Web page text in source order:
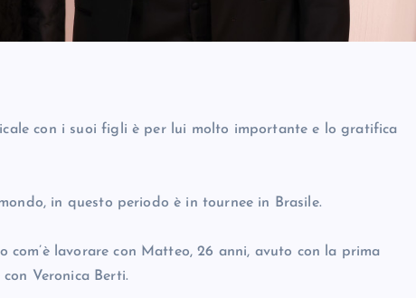
con i suoi figli è per lui molto importante e lo gratifica
in questo periodo è in tournee in Brasile.
com’è lavorare con Matteo, 26 anni, avuto con la prima
Veronica Berti.